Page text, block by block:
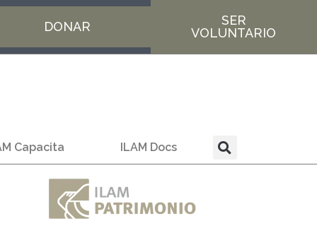
DONAR
SER
VOLUNTARIO
Capacita ILAM Docs